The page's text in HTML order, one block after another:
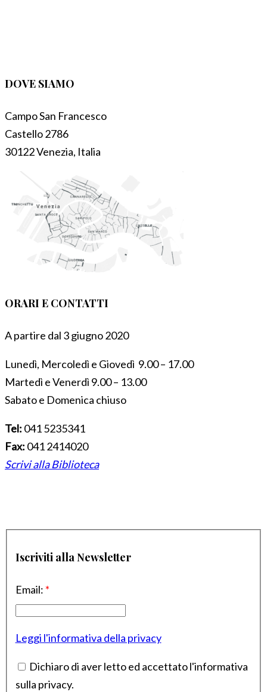
DOVE SIAMO
Campo San Francesco
Castello 2786
30122 Venezia, Italia
ORARI E CONTATTI
A partire dal 3 giugno 2020
Lunedì, Mercoledì e Giovedì 9.00 – 17.00
Martedì e Venerdì 9.00 – 13.00
Sabato e Domenica chiuso
Tel: 041 5235341
Fax: 041 2414020
Scrivi alla Biblioteca
Iscriviti alla Newsletter
Email: *
Leggi l'informativa della privacy
Dichiaro di aver letto ed accettato l'informativa
sulla privacy.